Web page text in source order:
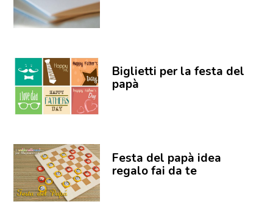
Biglietti per la festa del
papà
Festa del papà idea
regalo fai da te